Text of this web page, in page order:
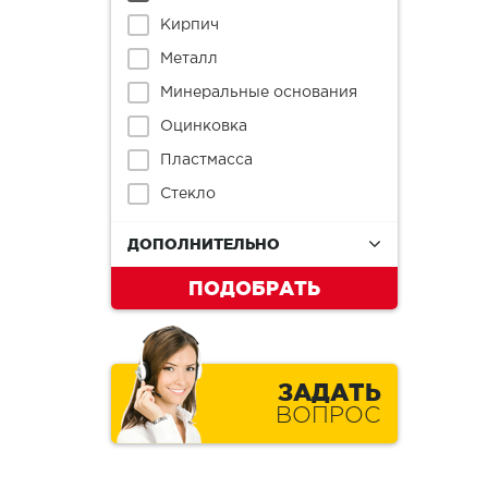
Кирпич
Металл
Минеральные основания
Оцинковка
Пластмасса
Стекло
ДОПОЛНИТЕЛЬНО
ПОДОБРАТЬ
ЗАДАТЬ
ВОПРОС